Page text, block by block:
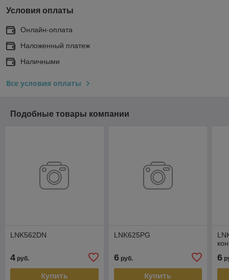
Условия оплаты
Онлайн-оплата
Наложенный платеж
Наличными
Все условия оплаты
Подобные товары компании
LNK562DN
4 руб.
Купить
LNK625PG
6руб.
Купить
6